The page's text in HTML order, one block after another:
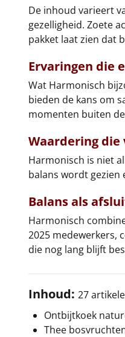
De inhoud varieert
gezelligheid. Zoete
pakket laat zien dat
Ervaringen die
Wat Harmonisch
bieden de kans om
momenten buiten
Waardering
Harmonisch is niet
balans wordt gezien
Balans als
Harmonisch
2025 medewerkers,
die nog lang blijft
Inhoud: 27
Ontbijtkoek
Thee